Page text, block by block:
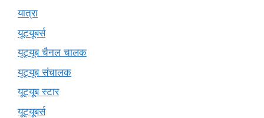
यात्रा
यूटयूबर्स
यूट्यूब चैनल चालक
यूट्यूब संचालक
यूट्यूब स्टार
यूट्यूबर्स